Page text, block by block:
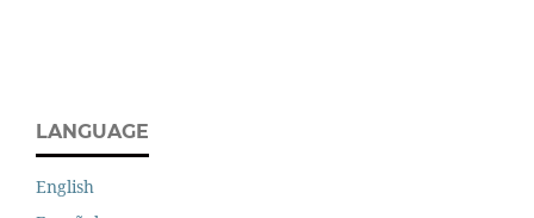
LANGUAGE
English